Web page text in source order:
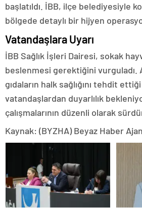
başlatıldı. İBB, ilçe belediyesiyle
bölgede detaylı bir hijyen
Vatandaşlara Uyarı
İBB Sağlık İşleri Dairesi, sokak
beslenmesi gerektiğini vurguladı.
gıdaların halk sağlığını tehdit
vatandaşlardan duyarlılık
çalışmalarının düzenli olarak
Kaynak: (BYZHA) Beyaz Haber